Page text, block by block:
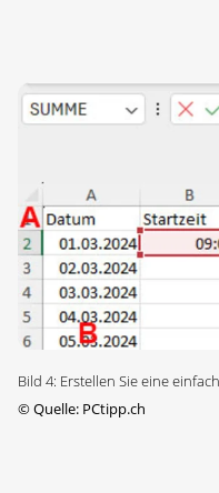
Bild 4: Erstellen Sie eine
©Quelle: PCtipp.ch